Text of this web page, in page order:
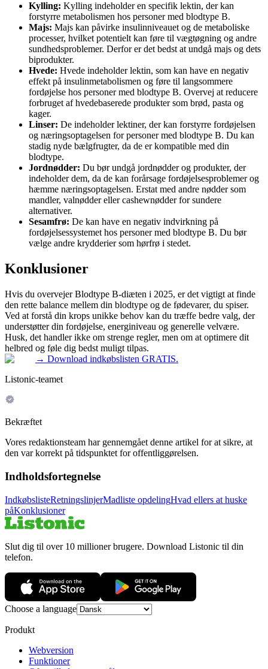
Kylling: Kylling indeholder en specifik lektin, der kan
forstyrre metabolismen hos personer med blodtype B.
Majs: Majs kan påvirke insulinniveauet og de metaboliske
processer, hvilket potentielt kan føre til vægtøgning og andre
sundhedsproblemer. Derfor er det bedst at undgå majs og dets
biprodukter.
Hvede: Hvede indeholder lektin, som kan have en negativ
effekt på insulinmetabolismen og føre til langsommere
fordøjelse hos personer med blodtype B. Overvej at reducere
forbruget af hvedebaserede produkter som brød, pasta og
kager.
Linser: De indeholder lektiner, der kan forstyrre fordøjelsen
og næringsoptagelsen for personer med blodtype B. Du kan
stadig nyde bælgfrugter, da de er kompatible med din
blodtype.
Jordnødder: Du bør undgå jordnødder og produkter, der
indeholder dem, da de kan forårsage fordøjelsesproblemer og
hæmme næringsoptagelsen. Erstat med andre nødder som
mandler, valnødder eller cashewnødder for sundere
alternativer.
Sesamfrø: De kan have en negativ indvirkning på
fordøjelsessystemet hos personer med blodtype B. Du bør
vælge andre krydderier som hørfrø i stedet.
Konklusioner
Hvis du overvejer Blodtype B-diæten i 2025, er det vigtigt at finde
den rette balance mellem din blodtype og de fødevarer, du spiser.
Ved at forstå din krops unikke behov kan du træffe bedre valg, der
understøtter din fordøjelse, energiniveau og generelle velvære.
Husk, det handler ikke om strenge regler, men om at optimere dit
helbred og føle dig bedst muligt tilpas.
→ Download indkøbslisten GRATIS.
Listonic-teamet
Bekræftet
Vores redaktionsteam har gennemgået denne artikel for at sikre, at
den var korrekt på tidspunktet for offentliggørelsen.
Indholdsfortegnelse
IndkøbslisteRetningslinjerMadliste opdelingHvad ellers at huske
påKonklusioner
Slut dig til over 10 millioner brugere. Download Listonic til din
telefon.
Choose a language
Produkt
Webversion
Funktioner